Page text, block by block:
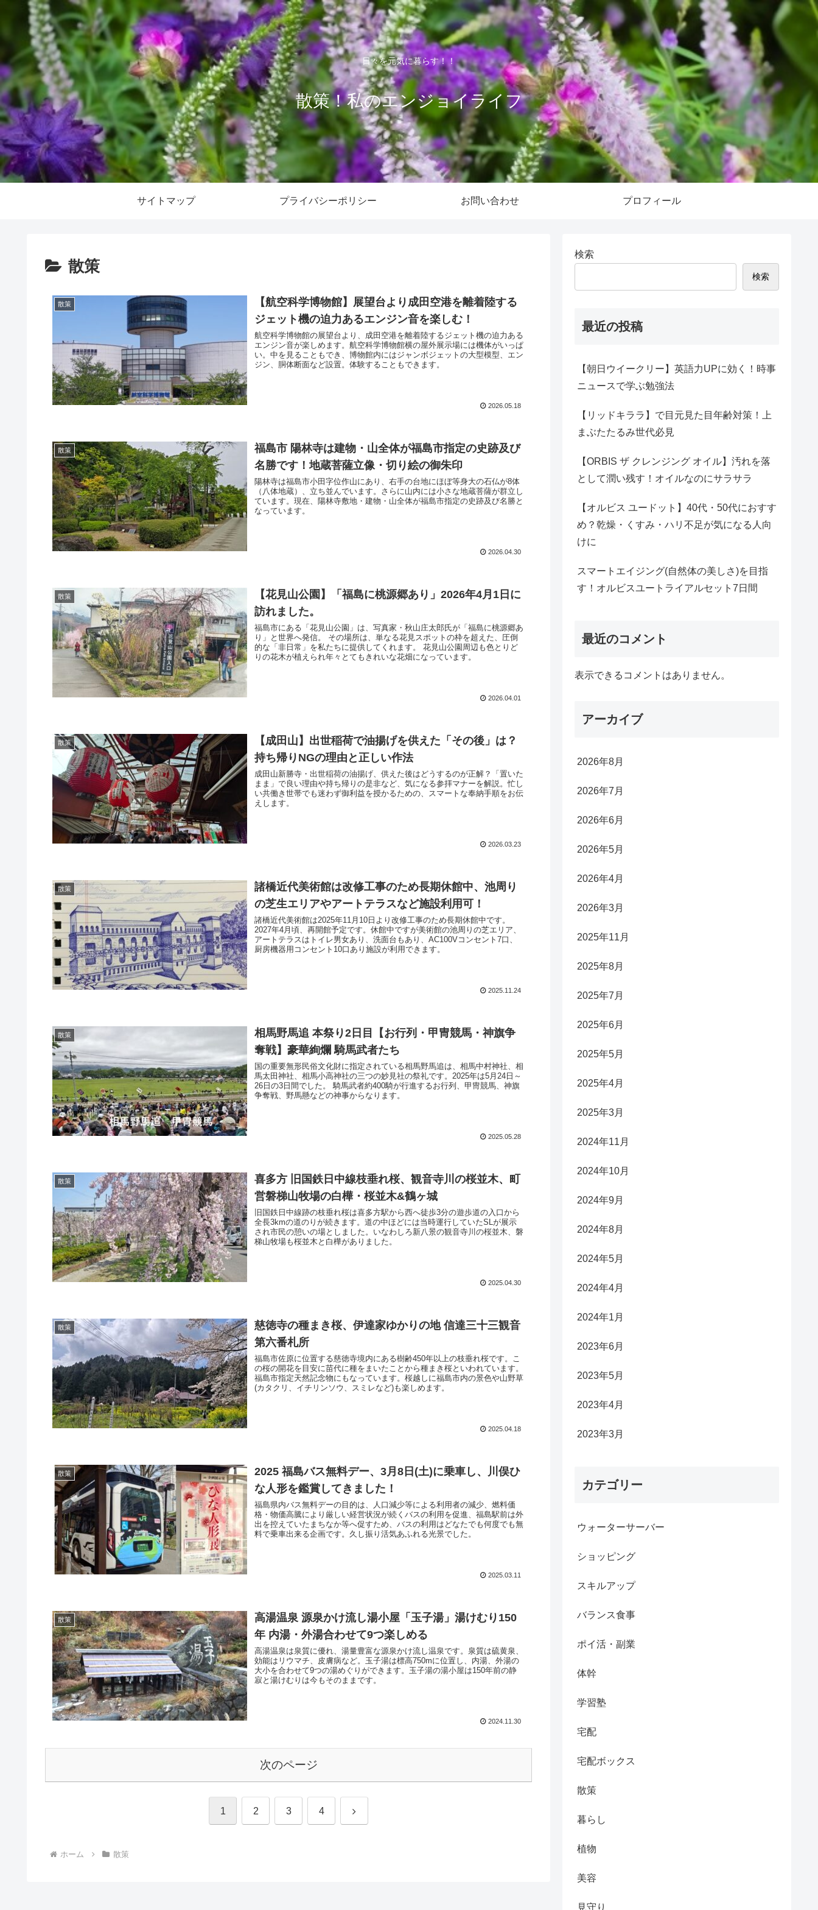
日々を元気に暮らす！！
散策！私のエンジョイライフ
サイトマップ プライバシーポリシー お問い合わせ プロフィール
散策
散策
【航空科学博物館】展望台より成田空港を離着陸する
ジェット機の迫力あるエンジン音を楽しむ！
航空科学博物館の展望台より、成田空港を離着陸するジェット機の迫力ある
エンジン音が楽しめます。航空科学博物館横の屋外展示場には機体がいっぱ
い。中を見ることもでき、博物館内にはジャンボジェットの大型模型、エン
ジン、胴体断面など設置。体験することもできます。
2026.05.18
散策
福島市 陽林寺は建物・山全体が福島市指定の史跡及び
名勝です！地蔵菩薩立像・切り絵の御朱印
陽林寺は福島市小田字位作山にあり、右手の台地にほぼ等身大の石仏が8体
（八体地蔵）、立ち並んでいます。さらに山内には小さな地蔵菩薩が群立し
ています。現在、陽林寺敷地・建物・山全体が福島市指定の史跡及び名勝と
なっています。
2026.04.30
散策
【花見山公園】「福島に桃源郷あり」2026年4月1日に
訪れました。
福島市にある「花見山公園」は、写真家・秋山庄太郎氏が「福島に桃源郷あ
り」と世界へ発信。 その場所は、単なる花見スポットの枠を超えた、圧倒
的な「非日常」を私たちに提供してくれます。 花見山公園周辺も色とりど
りの花木が植えられ年々とてもきれいな花畑になっています。
2026.04.01
散策
【成田山】出世稲荷で油揚げを供えた「その後」は？
持ち帰りNGの理由と正しい作法
成田山新勝寺・出世稲荷の油揚げ、供えた後はどうするのが正解？「置いた
まま」で良い理由や持ち帰りの是非など、気になる参拝マナーを解説。忙し
い共働き世帯でも迷わず御利益を授かるための、スマートな奉納手順をお伝
えします。
2026.03.23
散策
諸橋近代美術館は改修工事のため長期休館中、池周り
の芝生エリアやアートテラスなど施設利用可！
諸橋近代美術館は2025年11月10日より改修工事のため長期休館中です。
2027年4月頃、再開館予定です。休館中ですが美術館の池周りの芝エリア、
アートテラスはトイレ男女あり、洗面台もあり、AC100Vコンセント7口、
厨房機器用コンセント10口あり施設が利用できます。
2025.11.24
散策
相馬野馬追 本祭り2日目【お行列・甲冑競馬・神旗争
奪戦】豪華絢爛 騎馬武者たち
国の重要無形民俗文化財に指定されている相馬野馬追は、相馬中村神社、相
馬太田神社、相馬小高神社の三つの妙見社の祭礼です。2025年は5月24日～
26日の3日間でした。 騎馬武者約400騎が行進するお行列、甲冑競馬、神旗
争奪戦、野馬懸などの神事からなります。
2025.05.28
散策
喜多方 旧国鉄日中線枝垂れ桜、観音寺川の桜並木、町
営磐梯山牧場の白樺・桜並木&鶴ヶ城
旧国鉄日中線跡の枝垂れ桜は喜多方駅から西へ徒歩3分の遊歩道の入口から
全長3kmの道のりが続きます。道の中ほどには当時運行していたSLが展示
され市民の憩いの場としました。いなわしろ新八景の観音寺川の桜並木、磐
梯山牧場も桜並木と白樺がありました。
2025.04.30
散策
慈徳寺の種まき桜、伊達家ゆかりの地 信達三十三観音
第六番札所
福島市佐原に位置する慈徳寺境内にある樹齢450年以上の枝垂れ桜です。こ
の桜の開花を目安に苗代に種をまいたことから種まき桜といわれています。
福島市指定天然記念物にもなっています。桜越しに福島市内の景色や山野草
(カタクリ、イチリンソウ、スミレなど)も楽しめます。
2025.04.18
散策
2025 福島バス無料デー、3月8日(土)に乗車し、川俣ひ
な人形を鑑賞してきました！
福島県内バス無料デーの目的は、人口減少等による利用者の減少、燃料価
格・物価高騰により厳しい経営状況が続くバスの利用を促進、福島駅前は外
出を控えていたまちなか等へ促すため、バスの利用はどなたでも何度でも無
料で乗車出来る企画です。久し振り活気あふれる光景でした。
2025.03.11
散策
高湯温泉 源泉かけ流し湯小屋「玉子湯」湯けむり150
年 内湯・外湯合わせて9つ楽しめる
高湯温泉は泉質に優れ、湯量豊富な源泉かけ流し温泉です。泉質は硫黄泉、
効能はリウマチ、皮膚病など。玉子湯は標高750mに位置し、内湯、外湯の
大小を合わせて9つの湯めぐりができます。玉子湯の湯小屋は150年前の静
寂と湯けむりは今もそのままです。
2024.11.30
次のページ
1 2 3 4
ホーム 散策
検索
検索
最近の投稿
【朝日ウイークリー】英語力UPに効く！時事
ニュースで学ぶ勉強法
【リッドキララ】で目元見た目年齢対策！上
まぶたたるみ世代必見
【ORBIS ザ クレンジング オイル】汚れを落
として潤い残す！オイルなのにサラサラ
【オルビス ユードット】40代・50代におすす
め？乾燥・くすみ・ハリ不足が気になる人向
けに
スマートエイジング(自然体の美しさ)を目指
す！オルビスユートライアルセット7日間
最近のコメント
表示できるコメントはありません。
アーカイブ
2026年8月
2026年7月
2026年6月
2026年5月
2026年4月
2026年3月
2025年11月
2025年8月
2025年7月
2025年6月
2025年5月
2025年4月
2025年3月
2024年11月
2024年10月
2024年9月
2024年8月
2024年5月
2024年4月
2024年1月
2023年6月
2023年5月
2023年4月
2023年3月
カテゴリー
ウォーターサーバー
ショッピング
スキルアップ
バランス食事
ポイ活・副業
体幹
学習塾
宅配
宅配ボックス
散策
暮らし
植物
美容
見守り